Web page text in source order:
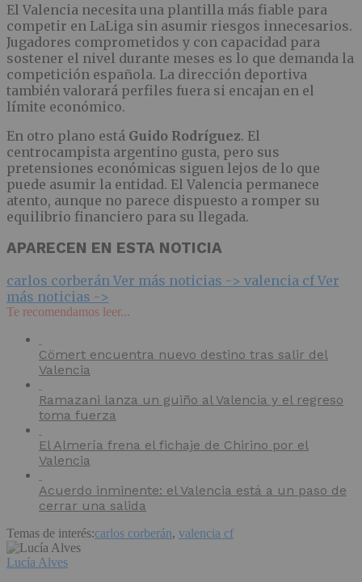
El Valencia necesita una plantilla más fiable para
competir en LaLiga sin asumir riesgos innecesarios.
Jugadores comprometidos y con capacidad para
sostener el nivel durante meses es lo que demanda la
competición española. La dirección deportiva
también valorará perfiles fuera si encajan en el
límite económico.
En otro plano está Guido Rodríguez. El
centrocampista argentino gusta, pero sus
pretensiones económicas siguen lejos de lo que
puede asumir la entidad. El Valencia permanece
atento, aunque no parece dispuesto a romper su
equilibrio financiero para su llegada.
APARECEN EN ESTA NOTICIA
carlos corberán Ver más noticias -> valencia cfVer
más noticias ->
Te recomendamos leer...
Cömert encuentra nuevo destino tras salir del
Valencia
Ramazani lanza un guiño al Valencia y el regreso
toma fuerza
El Almería frena el fichaje de Chirino por el
Valencia
Acuerdo inminente: el Valencia está a un paso de
cerrar una salida
Temas de interés:carlos corberán, valencia cf
Lucía Alves